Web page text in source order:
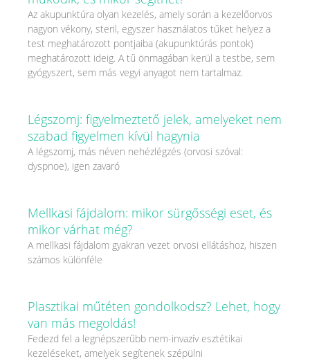
Az akupunktúra olyan kezelés, amely során a kezelőorvos
nagyon vékony, steril, egyszer használatos tűket helyez a
test meghatározott pontjaiba (akupunktúrás pontok)
meghatározott ideig. A tű önmagában kerül a testbe, sem
gyógyszert, sem más vegyi anyagot nem tartalmaz.
Légszomj: figyelmeztető jelek, amelyeket nem
szabad figyelmen kívül hagynia
A légszomj, más néven nehézlégzés (orvosi szóval:
dyspnoe), igen zavaró
Mellkasi fájdalom: mikor sürgősségi eset, és
mikor várhat még?
A mellkasi fájdalom gyakran vezet orvosi ellátáshoz, hiszen
számos különféle
Plasztikai műtéten gondolkodsz? Lehet, hogy
van más megoldás!
Fedezd fel a legnépszerűbb nem-invazív esztétikai
kezeléseket, amelyek segítenek szépülni